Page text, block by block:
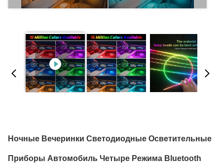
Ночные Вечеринки Светодиодные Осветительные
Приборы Автомобиль Четыре Режима Bluetooth